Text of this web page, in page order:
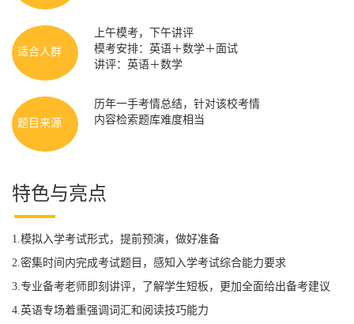
适合人群
上午模考，下午讲评
模考安排：英语＋数学＋面试
讲评：英语＋数学
题目来源
历年一手考情总结，针对该校考情
内容检索题库难度相当
特色与亮点
1.模拟入学考试形式，提前预演，做好准备
2.密集时间内完成考试题目，感知入学考试综合能力要求
3.专业备考老师即刻讲评，了解学生短板，更加全面给出备考建议
4.英语专场着重强调词汇和阅读技巧能力